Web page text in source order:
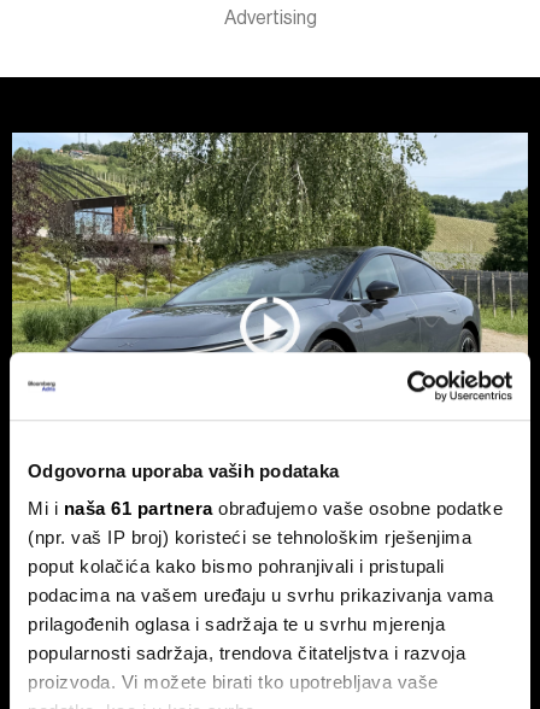
Odgovorna uporaba vaših podataka
Mi i naša 61 partneraobrađujemo vaše osobne podatke
(npr. vaš IP broj) koristeći se tehnološkim rješenjima
poput kolačića kako bismo pohranjivali i pristupali
podacima na vašem uređaju u svrhu prikazivanja vama
prilagođenih oglasa i sadržaja te u svrhu mjerenja
popularnosti sadržaja, trendova čitateljstva i razvoja
proizvoda. Vi možete birati tko upotrebljava vaše
Xpeng P7+: Kinez koji priča kao
navijen i računa kao Turing
Luksuzni fastback s vlastitim čipom koji po
performansama nadmašuje usporedive Nvidijine proizvode.